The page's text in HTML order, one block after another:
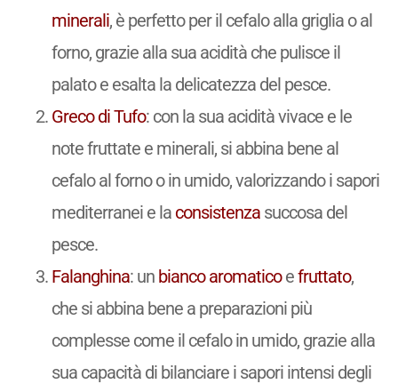
minerali, è perfetto per il cefalo alla griglia o al
forno, grazie alla sua acidità che pulisce il
palato e esalta la delicatezza del pesce.
Greco di Tufo: con la sua acidità vivace e le
note fruttate e minerali, si abbina bene al
cefalo al forno o in umido, valorizzando i sapori
mediterranei e la consistenzasuccosa del
pesce.
Falanghina: un bianco aromaticoefruttato,
che si abbina bene a preparazioni più
complesse come il cefalo in umido, grazie alla
sua capacità di bilanciare i sapori intensi degli